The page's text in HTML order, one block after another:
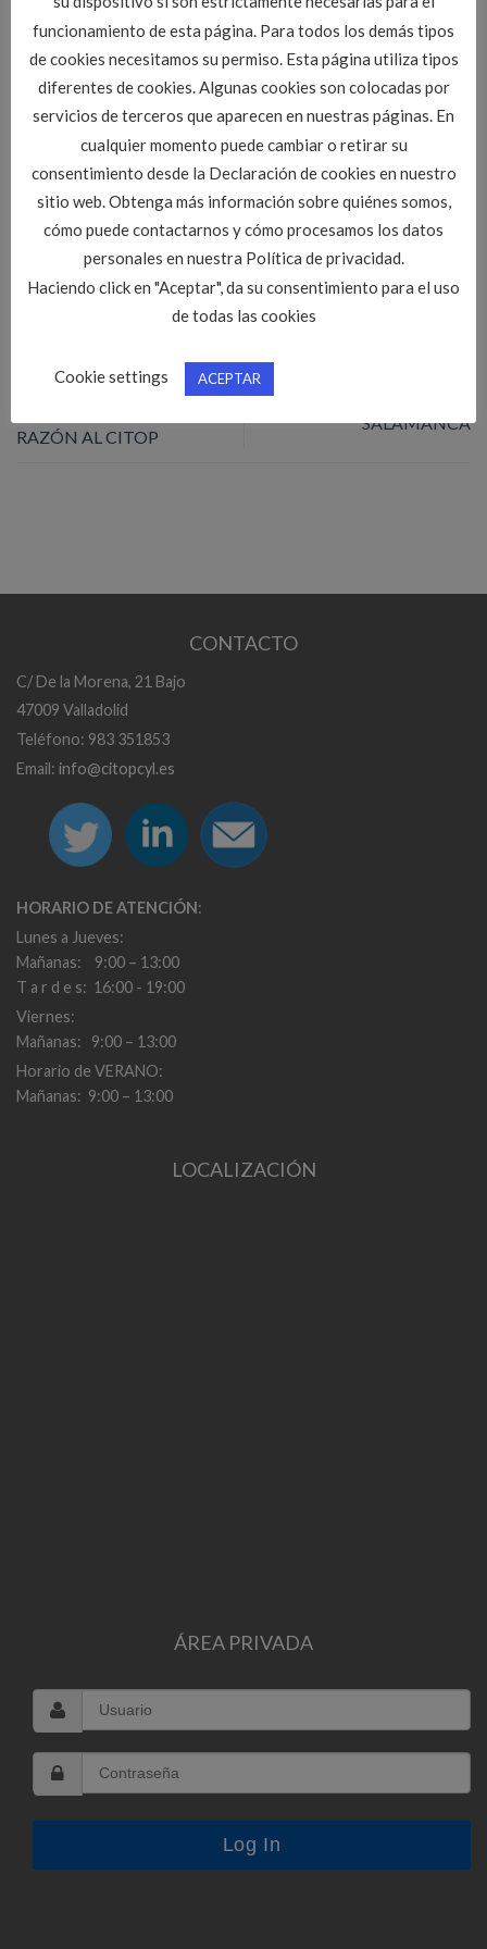
Esta entrada fue publicada enOfertas de empleo CITOPIC CYL
como favorito el
Enlace permanente
RPT (JCyL)-LOS
RAZÓN AL CITOP
OFERTA DE TRABAJO EN
SALAMANCA
CONTACTO
C/ De la Morena, 21 Bajo
47009 Valladolid
Teléfono: 983 351853
Email: info@citopcyl.es
HORARIO DE ATENCIÓN :
Lunes a Jueves:
Mañanas: 9:00 – 13:00
T a r d e s: 16:00 - 19:00
Viernes:
Mañanas: 9:00 – 13:00
Horario de VERANO:
Mañanas: 9:00 – 13:00
LOCALIZACIÓN
ÁREA PRIVADA
funcionamiento de esta página. Para todos los demás tipos
de cookies necesitamos su permiso. Esta página utiliza tipos
diferentes de cookies. Algunas cookies son colocadas por
servicios de terceros que aparecen en nuestras páginas. En
cualquier momento puede cambiar o retirar su
consentimiento desde la Declaración de cookies en nuestro
sitio web. Obtenga más información sobre quiénes somos,
cómo puede contactarnos y cómo procesamos los datos
personales en nuestra Política de privacidad.
Haciendo click en "Aceptar", da su consentimiento para el uso
de todas las cookies
Cookie settings ACEPTAR